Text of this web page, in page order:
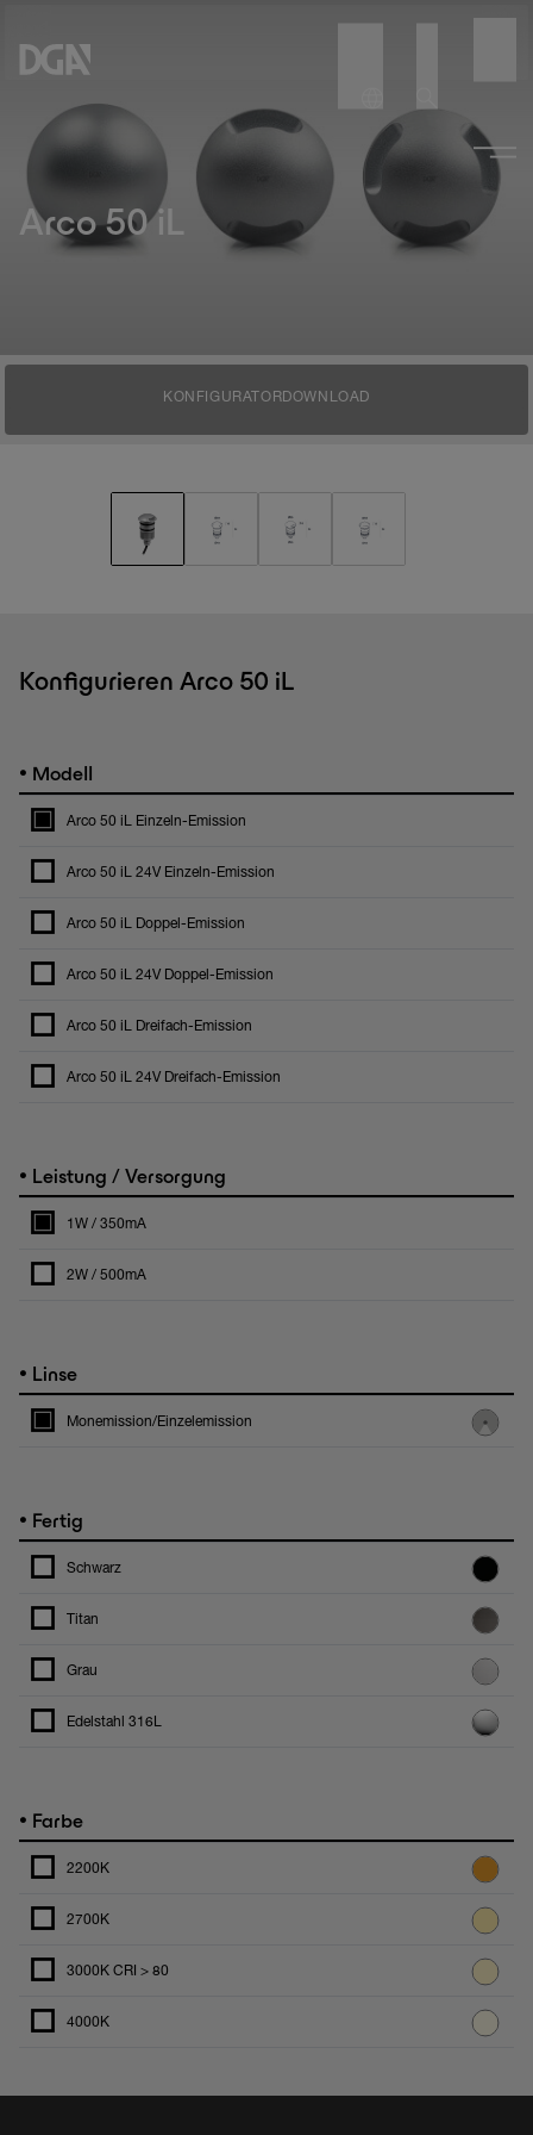
Arco 50 iL
KONFIGURATORDOWNLOAD
Konfigurieren Arco 50 iL
• Modell
Arco 50 iL Einzeln-Emission
Arco 50 iL 24V Einzeln-Emission
Arco 50 iL Doppel-Emission
Arco 50 iL 24V Doppel-Emission
Arco 50 iL Dreifach-Emission
Arco 50 iL 24V Dreifach-Emission
• Leistung / Versorgung
1W / 350mA
2W / 500mA
• Linse
Monemission/Einzelemission
• Fertig
Schwarz
Titan
Grau
Edelstahl 316L
• Farbe
2200K
2700K
3000K CRI > 80
4000K